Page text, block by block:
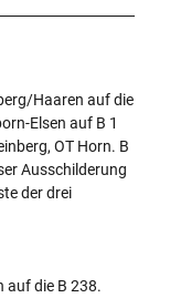
Haaren auf die
Elsen auf B 1
OT Horn. B
Ausschilderung
der drei
auf die B 238.